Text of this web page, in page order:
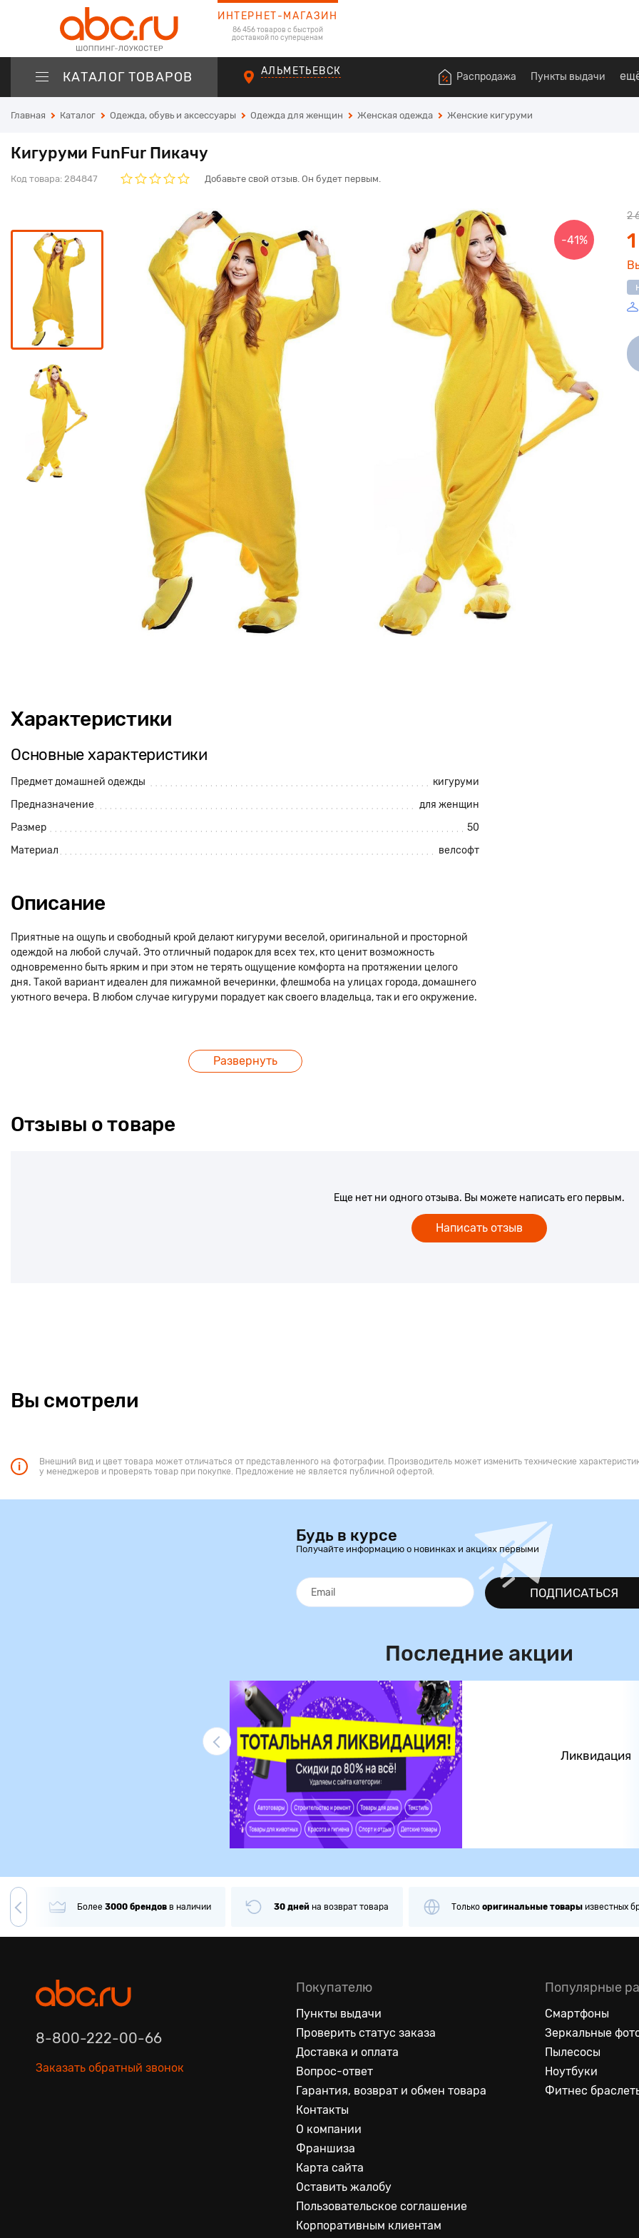
ИНТЕРНЕТ-МАГАЗИН
86 456 товаров с быстрой
доставкой по суперценам
КАТАЛОГ ТОВАРОВ АЛЬМЕТЬЕВСК Распродажа Пункты выдачи
Главная Каталог Одежда, обувь и аксессуары Одежда для женщин Женская одежда Женские кигуруми
Кигуруми FunFur Пикачу
Код товара: 284847 Добавьте свой отзыв. Он будет первым.
-41%
2
Характеристики
Основные характеристики
Предмет домашней одежды
кигуруми
Предназначение
для женщин
Размер
50
Материал
велсофт
Описание
Приятные на ощупь и свободный крой делают кигуруми веселой, оригинальной и просторной
одеждой на любой случай. Это отличный подарок для всех тех, кто ценит возможность
одновременно быть ярким и при этом не терять ощущение комфорта на протяжении целого
дня. Такой вариант идеален для пижамной вечеринки, флешмоба на улицах города, домашнего
уютного вечера. В любом случае кигуруми порадует как своего владельца, так и его окружение.
Развернуть
Отзывы о товаре
Еще нет ни одного отзыва. Вы можете написать его первым.
Написать отзыв
Вы смотрели
Внешний вид и цвет товара может отличаться от представленного на фотографии. Производитель может изменить технические
у менеджеров и проверять товар при покупке. Предложение не является публичной офертой.
Будь в курсе
Получайте информацию о новинках и акциях первыми
ПОДПИСАТЬСЯ
Последние акции
Ликвидация
Более 3000 брендов в наличии 30 дней на возврат товара Только оригинальные товары известных
8-800-222-00-66
Заказать обратный звонок
Покупателю
Пункты выдачи
Проверить статус заказа
Доставка и оплата
Вопрос-ответ
Гарантия, возврат и обмен товара
Контакты
О компании
Франшиза
Карта сайта
Оставить жалобу
Пользовательское соглашение
Корпоративным клиентам
Популярные
Смартфоны
Зеркальные
Пылесосы
Ноутбуки
Фитнес